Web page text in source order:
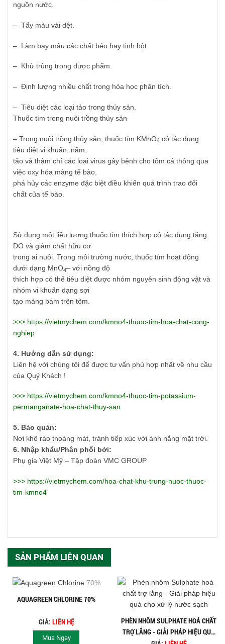
nguồn nước.
– Tẩy màu vải dệt.
– Làm bay màu các chất béo hay tinh bột.
– Khử trùng trong dược phẩm.
– Định lượng nhiều chất trong hóa học phân tích.
– Tiêu diệt các loại tảo trong thủy sản.
Thuốc tím trong nuôi trồng thủy sản
– Trong nuôi trồng thủy sản, thuốc tím KMnO4 có tác dụng
tiêu diệt vi khuẩn, nấm,
tảo và thậm chí các loại virus gây bệnh cho tôm cá thông qua
việc oxy hóa màng tế bào,
phá hủy các enzyme đặc biệt điều khiển quá trình trao đổi
chất của tế bào.
Sử dụng một liều lượng thuốc tím thích hợp có tác dụng tăng
DO và giảm chất hữu cơ
trong ai nuôi. Trong môi trường nước, thuốc tím hoạt động
dưới dạng MnO4– với nồng độ
thích hợp có thể tiêu diệt được nhóm nguyên sinh động vật và
nhóm vi khuẩn dạng sợi
tạo mảng bám trên tôm.
>>> https://vietmychem.com/kmno4-thuoc-tim-hoa-chat-cong-
nghiep
4. Hướng dẫn sử dụng:
Liên hệ với chúng tôi để được tư vấn phù hợp nhất về nhu cầu
của Quý Khách !
>>> https://vietmychem.com/kmno4-thuoc-tim-potassium-
permanganate-hoa-chat-thuy-san
5. Bảo quản:
Nơi khô ráo thoáng mát, tránh tiếp xúc với ánh nắng mặt trời.
6. Nhập khẩu/Phân phối bởi:
Phụ gia Việt Mỹ – Tập đoàn VMC GROUP
>>> https://vietmychem.com/hoa-chat-khu-trung-nuoc-thuoc-
tim-kmno4
SẢN PHẨM LIÊN QUAN
AQUAGREEN CHLORINE 70%
GIÁ: LIÊN HỆ
Mua Ngay
PHÈN NHÔM SULPHATE HOÁ CHẤT
TRỢ LẮNG - GIẢI PHÁP HIỆU QUẢ